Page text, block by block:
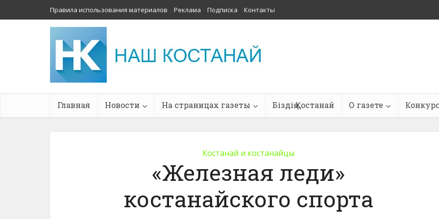
Правила использования материалов Реклама Подписка Контакты
Главная Новости На страницах газеты Біздің Қостанай О газете
Костанай и костанайцы
«Железная леди»
костанайского спорта